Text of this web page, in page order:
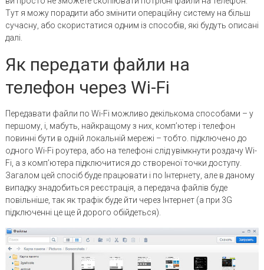
Тут я можу порадити або змінити операційну систему на більш
сучасну, або скористатися одним із способів, які будуть описані
далі.
Як передати файли на
телефон через Wi-Fi
Передавати файли по Wi-Fi можливо декількома способами – у
першому, і, мабуть, найкращому з них, комп’ютер і телефон
повинні бути в одній локальній мережі – тобто. підключено до
одного Wi-Fi роутера, або на телефоні слід увімкнути роздачу Wi-
Fi, а з комп’ютера підключитися до створеної точки доступу.
Загалом цей спосіб буде працювати і по Інтернету, але в даному
випадку знадобиться реєстрація, а передача файлів буде
повільніше, так як трафік буде йти через Інтернет (а при 3G
підключенні це ще й дорого обійдеться).